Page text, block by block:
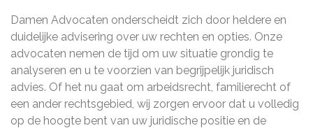
Damen Advocaten onderscheidt zich door heldere en
duidelijke advisering over uw rechten en opties. Onze
advocaten nemen de tijd om uw situatie grondig te
analyseren en u te voorzien van begrijpelijk juridisch
advies. Of het nu gaat om arbeidsrecht, familierecht of
een ander rechtsgebied, wij zorgen ervoor dat u volledig
op de hoogte bent van uw juridische positie en de